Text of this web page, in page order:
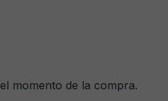
momento de la compra.